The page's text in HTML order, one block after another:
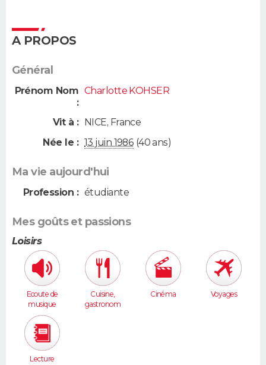
A PROPOS
Général
Prénom Nom
:
Charlotte KOHSER
Vit à : NICE, France
Née le : 13 juin 1986 (40 ans)
Ma vie aujourd'hui
Profession : étudiante
Mes goûts et passions
Loisirs
Ecoute de
musique
Cuisine,
gastronom
Cinéma Voyages
Lecture